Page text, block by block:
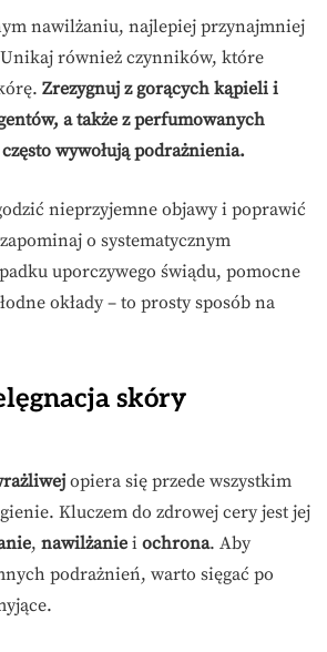
nawilżaniu, najlepiej przynajmniej
również czynników, które
Zrezygnuj z gorących kąpieli i
a także z perfumowanych
wywołują podrażnienia.
nieprzyjemne objawy i poprawić
o systematycznym
uporczywego świądu, pomocne
okłady – to prosty sposób na
skóry
opiera się przede wszystkim
Kluczem do zdrowej cery jest jej
, nawilżanie i ochrona. Aby
podrażnień, warto sięgać po